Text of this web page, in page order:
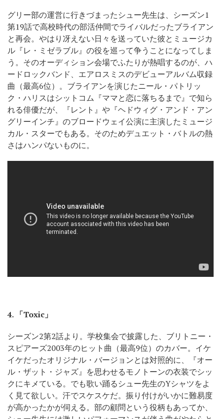
グリー部の運営に行きづまったシュー先生は、シーズン1
第19話で高校時代の部活仲間でライバルだったブライアン
と再会。やはり冴えない日々を送っていた彼とミュージカ
ル『レ・ミゼラブル』の役を巡って争うことになってしま
う。そのオーディション会場でふたりが熱唱するのが、ハ
ードロックバンド、エアロスミスのデビューアルバム収録
曲（最高6位）。ブライアンを演じたニール・パトリッ
ク・ハリスはシットコム『ママと恋に落ちるまで』で知ら
れる俳優だが、『レント』や『ヘドウィグ・アンド・アン
グリーインチ』のブロードウェイ公演に主演したミュージ
カル・スターでもある。そのためデュエット・バトルの熱
さはハンパないものに。
4.「Toxic」
シーズン2第2話より。学校集会で披露した、ブリトニー・
スピアーズ2003年のヒット曲（最高9位）のカバー。イケ
イケだったオリジナル・バージョンとは対照的に、『オー
ル・ザット・ジャズ』を思わせるモノトーンの衣装でシッ
クにキメている。でも歌い踊るシュー先生のYシャツをよ
く見て欲しい。汗でスケスケだ。振り付けがいかに難易度
が高かったかが伺える。部の顧問という役柄もあってか、